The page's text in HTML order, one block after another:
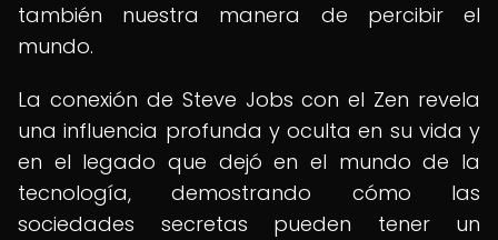
también nuestra manera de percibir el
mundo.
La conexión de Steve Jobs con el Zen revela
una influencia profunda y oculta en su vida y
en el legado que dejó en el mundo de la
tecnología, demostrando cómo las
sociedades secretas pueden tener un